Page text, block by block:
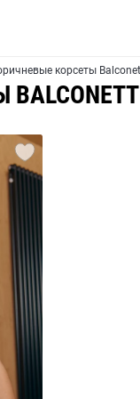
корсеты